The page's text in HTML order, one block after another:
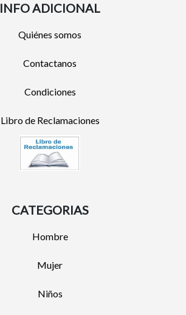
INFO ADICIONAL
Quiénes somos
Contactanos
Condiciones
Libro de Reclamaciones
CATEGORIAS
Hombre
Mujer
Niños